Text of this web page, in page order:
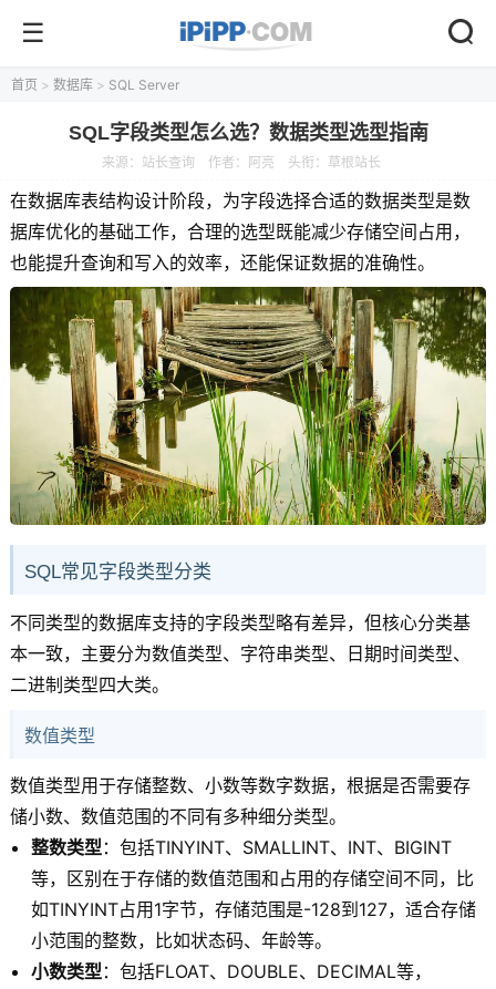
首页 > 数据库 > SQL Server
SQL字段类型怎么选？数据类型选型指南
来源： 站长查询 作者：阿亮 头衔：草根站长
在数据库表结构设计阶段，为字段选择合适的数据类型是数
据库优化的基础工作，合理的选型既能减少存储空间占用，
也能提升查询和写入的效率，还能保证数据的准确性。
SQL常见字段类型分类
不同类型的数据库支持的字段类型略有差异，但核心分类基
本一致，主要分为数值类型、字符串类型、日期时间类型、
二进制类型四大类。
数值类型
数值类型用于存储整数、小数等数字数据，根据是否需要存
储小数、数值范围的不同有多种细分类型。
整数类型 ：包括TINYINT、SMALLINT、INT、BIGINT
等，区别在于存储的数值范围和占用的存储空间不同，比
如TINYINT占用1字节，存储范围是-128到127，适合存储
小范围的整数，比如状态码、年龄等。
小数类型 ：包括FLOAT、DOUBLE、DECIMAL等，